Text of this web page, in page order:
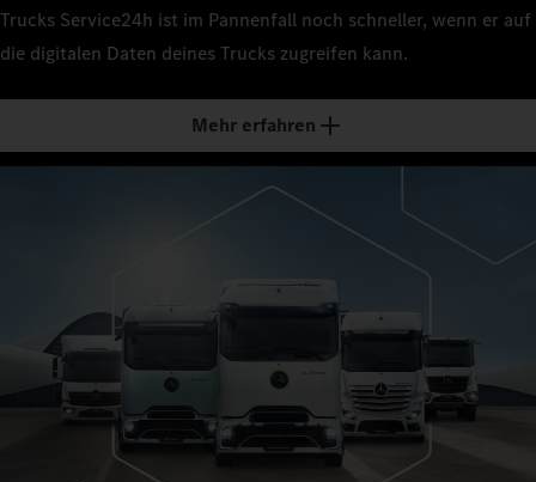
Trucks Service24h ist im Pannenfall noch schneller, wenn er auf
die digitalen Daten deines Trucks zugreifen kann.
Mehr erfahren